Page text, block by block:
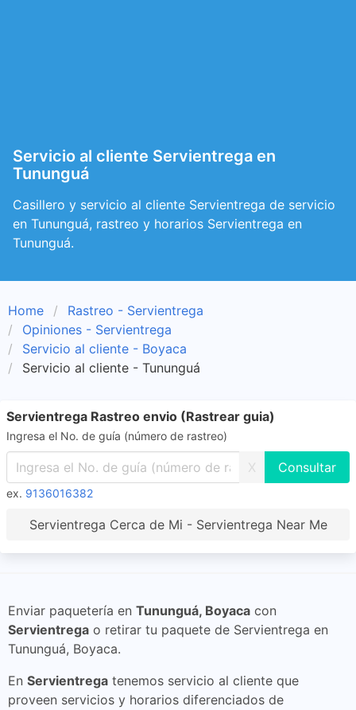
Servicio al cliente Servientrega en
Tununguá
Casillero y servicio al cliente Servientrega de servicio
en Tununguá, rastreo y horarios Servientrega en
Tununguá.
Home
Rastreo - Servientrega
Opiniones - Servientrega
Servicio al cliente - Boyaca
Servicio al cliente - Tununguá
Servientrega Rastreo envio (Rastrear guia)
Ingresa el No. de guía (número de rastreo)
X
ex. 9136016382
Servientrega Cerca de Mi - Servientrega Near Me
Enviar paquetería en Tununguá, Boyaca con
Servientrega o retirar tu paquete de Servientrega en
Tununguá, Boyaca.
En Servientrega tenemos servicio al cliente que
proveen servicios y horarios diferenciados de